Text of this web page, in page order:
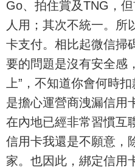
Go、拍住賞及TNG，
人用；其次不統一。所
卡支付。相比起微信掃
要的問題是沒有安全感
上”，不知道你會何時
是擔心運營商洩漏信用
在內地已經非常習慣互
信用卡我還是不願意，
家。也因此，綁定信用